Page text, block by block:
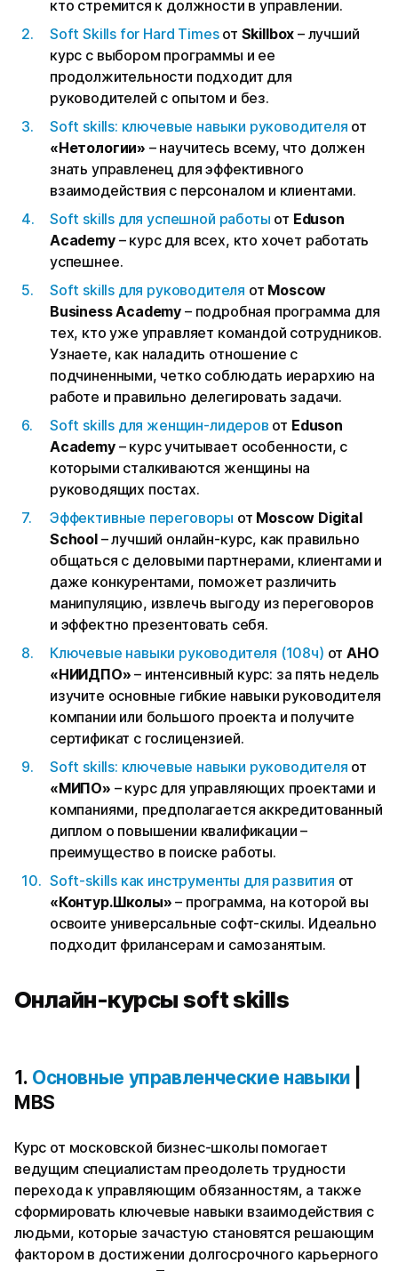
кто стремится к должности в управлении.
Soft Skills for Hard Timesот Skillbox – лучший
курс с выбором программы и ее
продолжительности подходит для
руководителей с опытом и без.
Soft skills: ключевые навыки руководителя от
«Нетологии» – научитесь всему, что должен
знать управленец для эффективного
взаимодействия с персоналом и клиентами.
Soft skills для успешной работы от Eduson
Academy – курс для всех, кто хочет работать
успешнее.
Soft skills для руководителя от Moscow
Business Academy – подробная программа для
тех, кто уже управляет командой сотрудников.
Узнаете, как наладить отношение с
подчиненными, четко соблюдать иерархию на
работе и правильно делегировать задачи.
Soft skills для женщин-лидеров от Eduson
Academy – курс учитывает особенности, с
которыми сталкиваются женщины на
руководящих постах.
Эффективные переговоры от Moscow Digital
School – лучший онлайн-курс, как правильно
общаться с деловыми партнерами, клиентами и
даже конкурентами, поможет различить
манипуляцию, извлечь выгоду из переговоров
и эффектно презентовать себя.
Ключевые навыки руководителя (108ч) от АНО
«НИИДПО»– интенсивный курс: за пять недель
изучите основные гибкие навыки руководителя
компании или большого проекта и получите
сертификат с гослицензией.
Soft skills: ключевые навыки руководителя от
«МИПО» – курс для управляющих проектами и
компаниями, предполагается аккредитованный
диплом о повышении квалификации –
преимущество в поиске работы.
Soft‑skills как инструменты для развития от
«Контур.Школы»– программа, на которой вы
освоите универсальные софт-скилы. Идеально
подходит фрилансерам и самозанятым.
Онлайн-курсы soft skills
1. Основные управленческие навыки
MBS
Курс от московской бизнес-школы помогает
ведущим специалистам преодолеть трудности
перехода к управляющим обязанностям, а также
сформировать ключевые навыки взаимодействия с
людьми, которые зачастую становятся решающим
фактором в достижении долгосрочного карьерного